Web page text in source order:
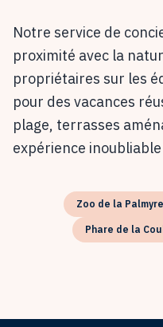
Notre service de
proximité avec la
propriétaires sur les
pour des vacances
plage, terrasses
expérience
Zoo de la Palmyre
Phare de la